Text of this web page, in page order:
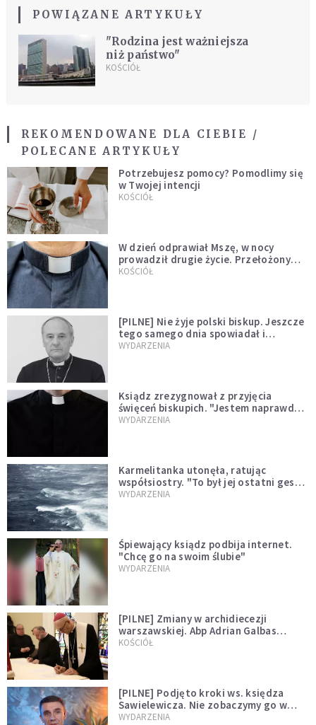
POWIĄZANE ARTYKUŁY
"Rodzina jest ważniejsza
niż państwo"
KOŚCIÓŁ
REKOMENDOWANE DLA CIEBIE /
POLECANE ARTYKUŁY
Potrzebujesz pomocy? Pomodlimy się
w Twojej intencji
KOŚCIÓŁ
W dzień odprawiał Mszę, w nocy
prowadził drugie życie. Przełożony
kazał mu opuścić zakon
KOŚCIÓŁ
[PILNE] Nie żyje polski biskup. Jeszcze
tego samego dnia spowiadał i
sprawował Mszę świętą
WYDARZENIA
Ksiądz zrezygnował z przyjęcia
święceń biskupich. "Jestem naprawdę
niegodny"
WYDARZENIA
Karmelitanka utonęła, ratując
współsiostry. "To był jej ostatni gest
miłości"
WYDARZENIA
Śpiewający ksiądz podbija internet.
"Chcę go na swoim ślubie"
WYDARZENIA
[PILNE] Zmiany w archidiecezji
warszawskiej. Abp Adrian Galbas
wręczył dekrety nowym proboszczom
KOŚCIÓŁ
[PILNE] Podjęto kroki ws. księdza
Sawielewicza. Nie zobaczymy go w
mediach
WYDARZENIA